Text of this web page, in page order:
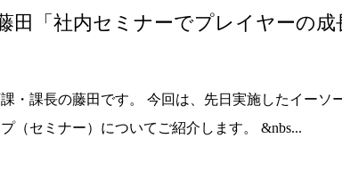
田「社内セミナーでプレイヤーの成
・課長の藤田です。 今回は、先日実施したイーソ
（セミナー）についてご紹介します。 &nbs...